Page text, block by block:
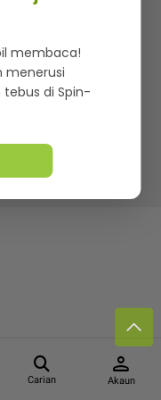
Carian
person
Akaun
Privasi
dan sensasi
Group Berhad
membaca!
menerusi
di Spin-